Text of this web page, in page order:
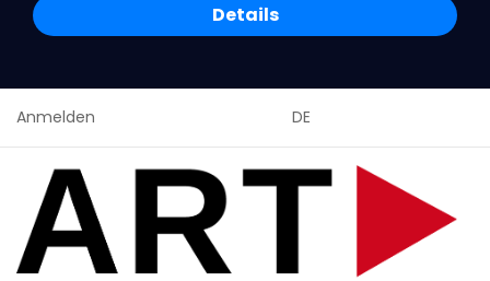
Details
Anmelden DE